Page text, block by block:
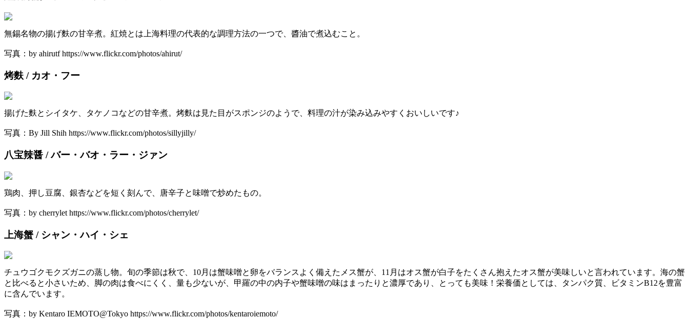
無錫名物の揚げ麩の甘辛煮。紅焼とは上海料理の代表的な調理方法の一つで、醬油で煮込むこと。
写真：by ahirutf https://www.flickr.com/photos/ahirut/
烤麩 / カオ・フー
揚げた麩とシイタケ、タケノコなどの甘辛煮。烤麩は見た目がスポンジのようで、料理の汁が染み込みやすくおいしいです♪
写真：By Jill Shih https://www.flickr.com/photos/sillyjilly/
八宝辣醤 / バー・バオ・ラー・ジァン
鶏肉、押し豆腐、銀杏などを短く刻んで、唐辛子と味噌で炒めたもの。
写真：by cherrylet https://www.flickr.com/photos/cherrylet/
上海蟹 / シャン・ハイ・シェ
チュウゴクモクズガニの蒸し物。旬の季節は秋で、10月は蟹味噌と卵をバランスよく備えたメス蟹が、11月はオス蟹が白子をたくさん抱えたオス蟹が美味しいと言われています。海の蟹
と比べると小さいため、脚の肉は食べにくく、量も少ないが、甲羅の中の内子や蟹味噌の味はまったりと濃厚であり、とっても美味！栄養価としては、タンパク質、ビタミンB12を豊富
に含んでいます。
写真：by Kentaro IEMOTO@Tokyo https://www.flickr.com/photos/kentaroiemoto/